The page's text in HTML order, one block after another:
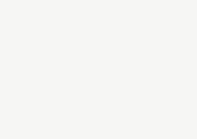
closely with German-